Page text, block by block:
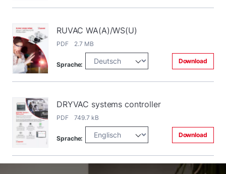
RUVAC WA(A)/WS(U)
PDF 2.7 MB
Sprache: Download
DRYVAC systems controller
PDF 749.7 kB
Sprache: Download